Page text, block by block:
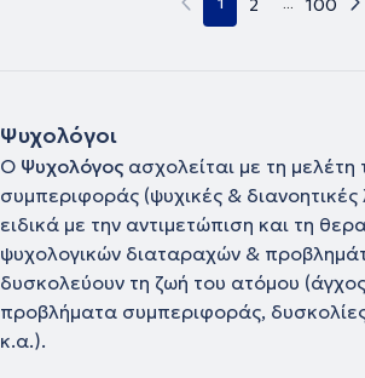
2 100
Ψυχολόγοι
Ο Ψυχολόγος ασχολείται με τη
συμπεριφοράς (ψυχικές & διανοητικές
ειδικά με την αντιμετώπιση και τη
ψυχολογικών διαταραχών &
δυσκολεύουν τη ζωή του ατόμου
προβλήματα συμπεριφοράς,
κ.α.).